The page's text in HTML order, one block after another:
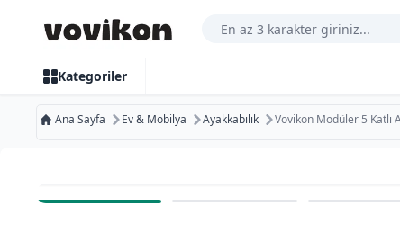
Arama Yap
Kategoriler
Ana Sayfa Ev & Mobilya Ayakkabılık Vovikon Modüler 5 Katlı
Ücretsiz Kargo